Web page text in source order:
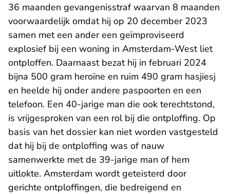
36 maanden gevangenisstraf waarvan 8 maanden
voorwaardelijk omdat hij op 20 december 2023
samen met een ander een geïmproviseerd
explosief bij een woning in Amsterdam-West liet
ontploffen. Daarnaast bezat hij in februari 2024
bijna 500 gram heroïne en ruim 490 gram hasjiesj
en heelde hij onder andere paspoorten en een
telefoon. Een 40-jarige man die ook terechtstond,
is vrijgesproken van een rol bij die ontploffing. Op
basis van het dossier kan niet worden vastgesteld
dat hij bij de ontploffing was of nauw
samenwerkte met de 39-jarige man of hem
uitlokte. Amsterdam wordt geteisterd door
gerichte ontploffingen, die bedreigend en